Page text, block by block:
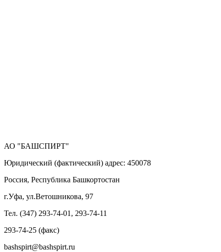
АО "БАШСПИРТ"
Юридический (фактический) адрес: 450078
Россия, Республика Башкортостан
г.Уфа, ул.Ветошникова, 97
Тел. (347) 293-74-01, 293-74-11
293-74-25 (факс)
bashspirt@bashspirt.ru